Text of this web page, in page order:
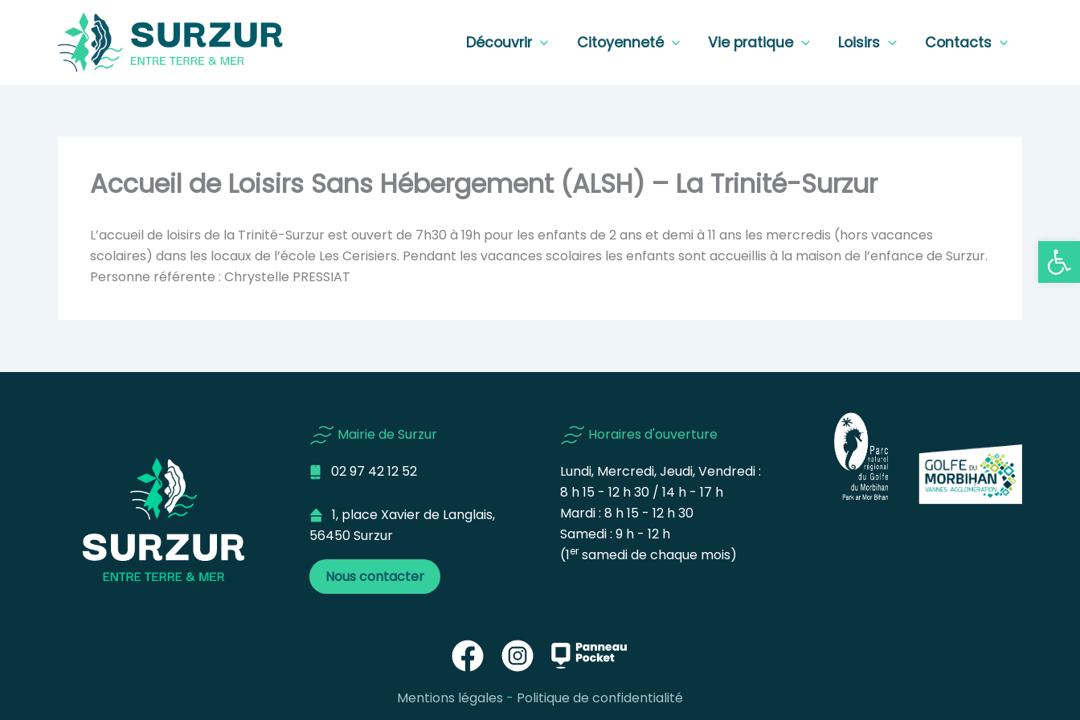
Ouvrir
Découvrir Citoyenneté Vie pratique Loisirs Contacts
Accueil de Loisirs Sans Hébergement (ALSH) – La Trinité-Surzur
L’accueil de loisirs de la Trinité-Surzur est ouvert de 7h30 à 19h pour les enfants de 2 ans et demi à 11 ans les mercredis (hors vacances
scolaires) dans les locaux de l’école Les Cerisiers. Pendant les vacances scolaires les enfants sont accueillis à la maison de l’enfance de Surzur.
Personne référente : Chrystelle PRESSIAT
Mairie de Surzur
02 97 42 12 52
1, place Xavier de Langlais,
56450 Surzur
Nous contacter
Horaires d'ouverture
Lundi, Mercredi, Jeudi, Vendredi :
8 h 15 - 12 h 30 / 14 h - 17 h
Mardi : 8 h 15 - 12 h 30
Samedi : 9 h - 12 h
(1er samedi de chaque mois)
Mentions légales - Politique de confidentialité